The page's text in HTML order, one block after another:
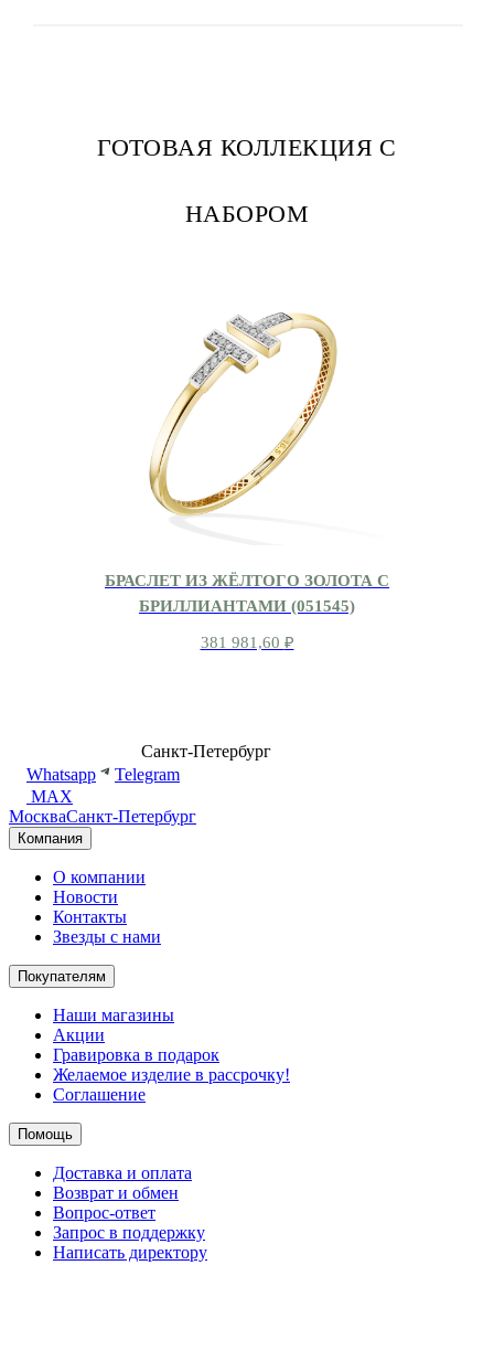
ГОТОВАЯ КОЛЛЕКЦИЯ С
НАБОРОМ
БРАСЛЕТ ИЗ ЖЁЛТОГО ЗОЛОТА С
БРИЛЛИАНТАМИ (051545)
381 981,60 ₽
Санкт-Петербург
Whatsapp
Telegram
MAX
МоскваСанкт-Петербург
Компания
О компании
Новости
Контакты
Звезды с нами
Покупателям
Наши магазины
Акции
Гравировка в подарок
Желаемое изделие в рассрочку!
Соглашение
Помощь
Доставка и оплата
Возврат и обмен
Вопрос-ответ
Запрос в поддержку
Написать директору